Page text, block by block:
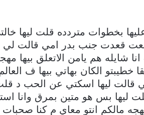
بخطوات متردده قلت ليها
قعدت جنب بدر امي قالت لي
هم يامن الاتعلق بيها
الكان بهاتي بيها ف
قالت ليها اسكتي عن الحب د
ليها بس هو متين بمرق وانا
مالكم انتو معاي م كنا